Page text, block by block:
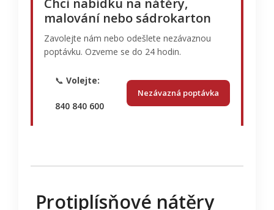
Chci nabídku na nátěry,
malování nebo sádrokarton
Zavolejte nám nebo odešlete nezávaznou
poptávku. Ozveme se do 24 hodin.
📞Volejte:
840 840 600
Nezávazná poptávka
Protiplísňové nátěry